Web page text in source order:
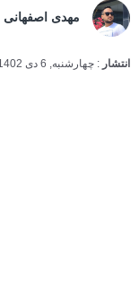
مهدی اصفهانی
انتشار :چهارشنبه, 6 دی 1402